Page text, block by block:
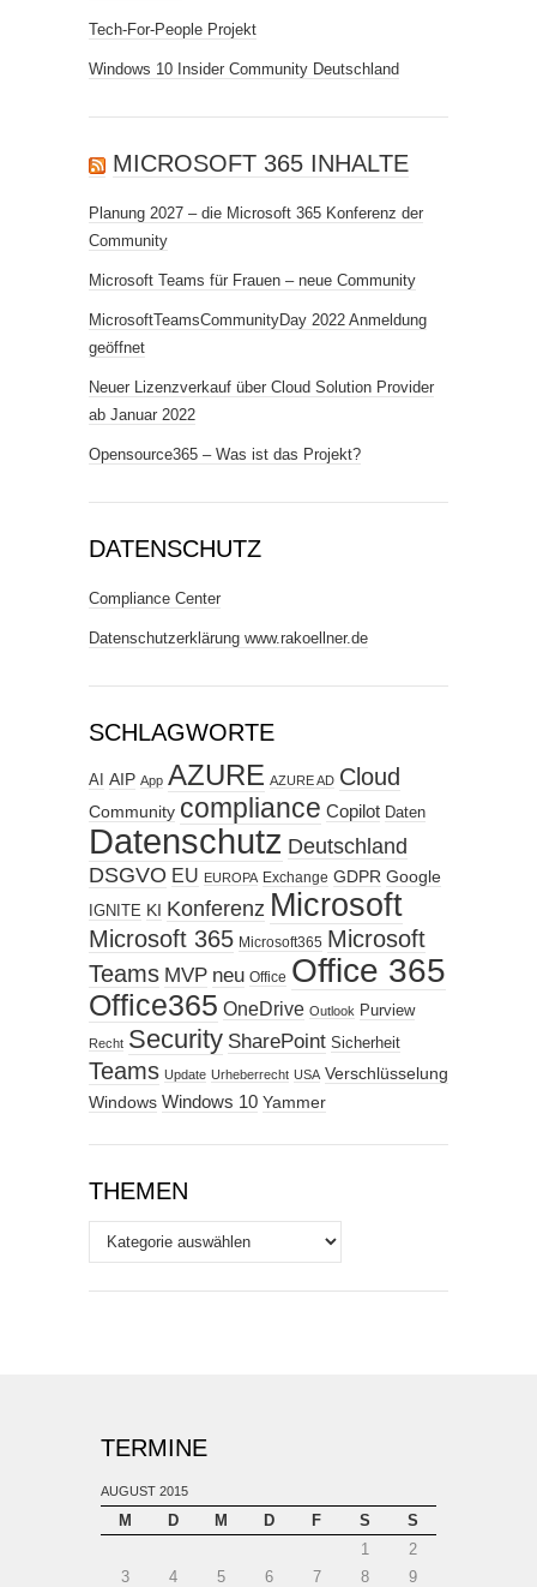
Tech-For-People Projekt
Windows 10 Insider Community Deutschland
MICROSOFT 365 INHALTE
Planung 2027 – die Microsoft 365 Konferenz der
Community
Microsoft Teams für Frauen – neue Community
MicrosoftTeamsCommunityDay 2022 Anmeldung
geöffnet
Neuer Lizenzverkauf über Cloud Solution Provider
ab Januar 2022
Opensource365 – Was ist das Projekt?
DATENSCHUTZ
Compliance Center
Datenschutzerklärung www.rakoellner.de
SCHLAGWORTE
AI AIP App AZURE AZURE AD Cloud
Community compliance Copilot Daten
Datenschutz Deutschland
DSGVO EU EUROPA Exchange GDPR Google
IGNITE KI Konferenz Microsoft
Microsoft 365 Microsoft365 Microsoft
Teams MVP neu Office Office 365
Office365 OneDrive Outlook Purview
Recht Security SharePoint Sicherheit
Teams Update Urheberrecht USA Verschlüsselung
Windows Windows 10 Yammer
THEMEN
Themen
TERMINE
AUGUST 2015
M D M D F S
S
1
2
3
4 5 6 7 8 9